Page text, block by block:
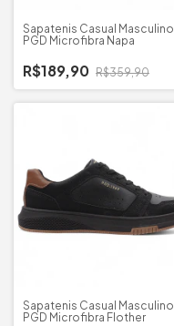
Sapatenis Casual Masculino
PGD Microfibra Napa
R$189,90 R$359,90
Sapatenis Casual Masculino
PGD Microfibra Flother